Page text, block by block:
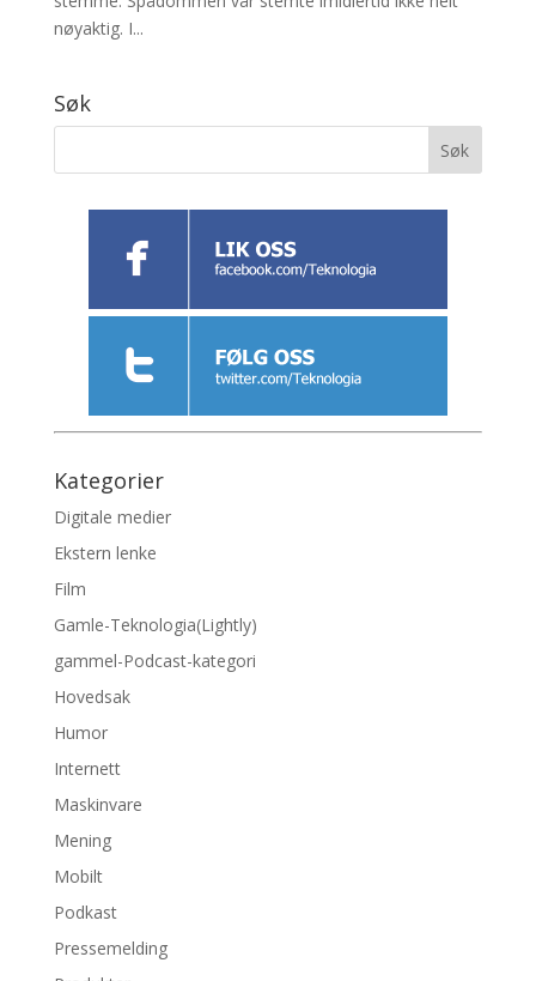
nøyaktig. I...
Søk
Kategorier
Digitale medier
Ekstern lenke
Film
Gamle-Teknologia(Lightly)
gammel-Podcast-kategori
Hovedsak
Humor
Internett
Maskinvare
Mening
Mobilt
Podkast
Pressemelding